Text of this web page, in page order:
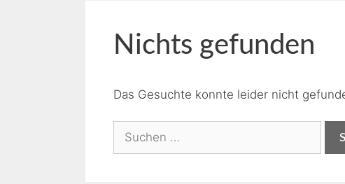
Nichts gefunden
Das Gesuchte konnte leider nicht